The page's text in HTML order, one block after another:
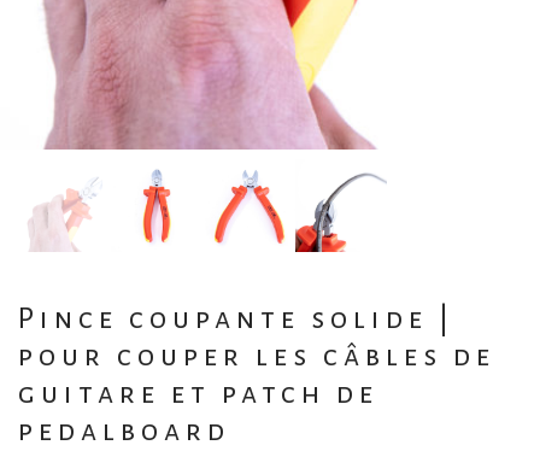
Pince coupante solide |
pour couper les câbles de
guitare et patch de
pedalboard